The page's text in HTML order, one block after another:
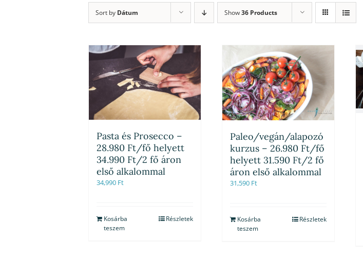
Sort by Dátum Show36 Products
Pasta és Prosecco –
28.980 Ft/fő helyett
34.990 Ft/2 fő áron
első alkalommal
34,990 Ft
Kosárba
teszem
Részletek
Paleo/vegán/alapozó
kurzus – 26.980 Ft/fő
helyett 31.590 Ft/2 fő
áron első alkalommal
31,590 Ft
Kosárba
teszem
Részletek